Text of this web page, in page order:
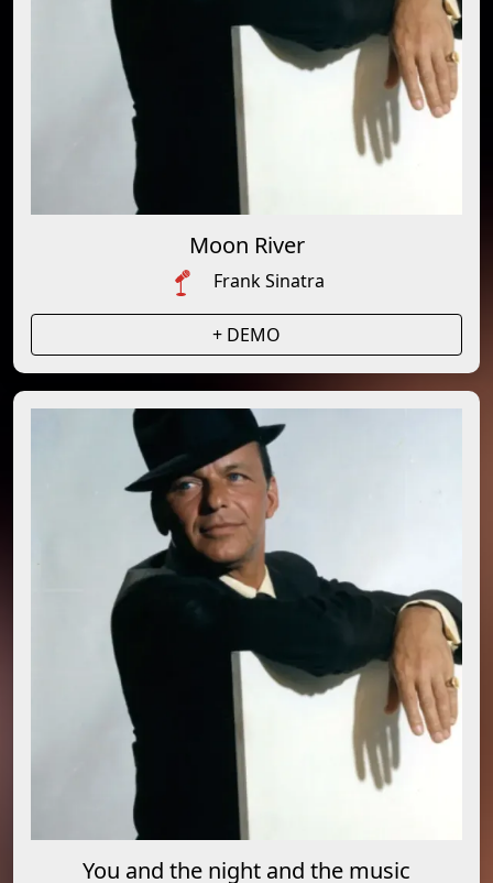
Moon River
Frank Sinatra
+ DEMO
You and the night and the music